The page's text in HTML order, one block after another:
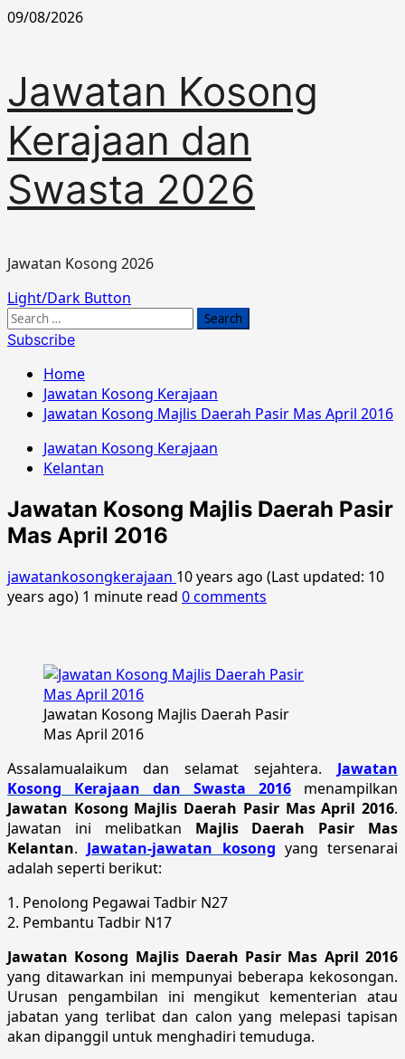
Skip
09/08/2026
Jawatan Kosong
Kerajaan dan
Swasta 2026
Jawatan Kosong 2026
Primary
Menu
Light/Dark Button
Search
for:
Subscribe
Home
Jawatan Kosong Kerajaan
Jawatan Kosong Majlis Daerah Pasir Mas April 2016
Jawatan Kosong Kerajaan
Kelantan
Jawatan Kosong Majlis Daerah Pasir
Mas April 2016
jawatankosongkerajaan 10 years ago (Last updated: 10
years ago) 1 minute read 0 comments
Jawatan Kosong Majlis Daerah Pasir
Mas April 2016
Assalamualaikum dan selamat sejahtera. Jawatan
Kosong Kerajaan dan Swasta 2016 menampilkan
Jawatan Kosong Majlis Daerah Pasir Mas April 2016.
Jawatan ini melibatkan Majlis Daerah Pasir Mas
Kelantan. Jawatan-jawatan kosong yang tersenarai
adalah seperti berikut:
1. Penolong Pegawai Tadbir N27
2. Pembantu Tadbir N17
Jawatan Kosong Majlis Daerah Pasir Mas April 2016
yang ditawarkan ini mempunyai beberapa kekosongan.
Urusan pengambilan ini mengikut kementerian atau
jabatan yang terlibat dan calon yang melepasi tapisan
akan dipanggil untuk menghadiri temuduga.